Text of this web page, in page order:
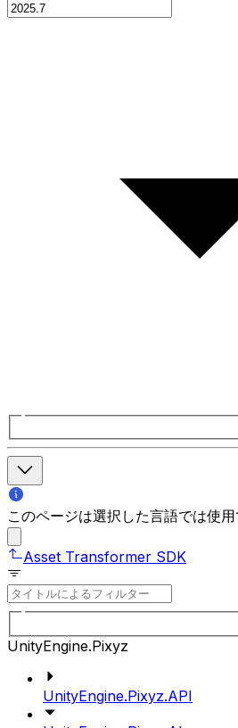
このページは選択した言語では使用
Asset Transformer SDK
UnityEngine.Pixyz
UnityEngine.Pixyz.API